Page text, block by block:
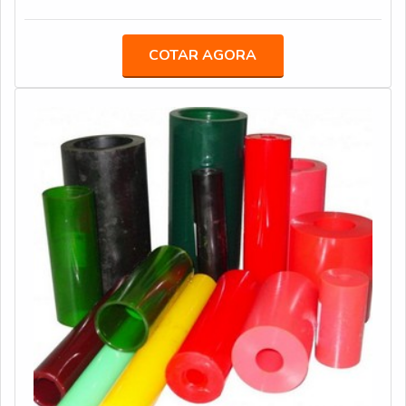
melhor mão de obra da System Seal o cliente poderá
eficazes para vedação para equipamentos hidráulicos e
pneumáticos.UM POUCO MAIS SOBRE AS
VEDAÇÕES ESPECIAISA System Seal foca seus
recursos em produzir uma estrutura com escritório de
alta qualidade onde são realizadas as atividades e
estrutura suficiente para atender todas as demandas,
tudo isso para oferecer vedações especiais com
precisão.Há muitas maneiras eficientes de uma empresa
demonstrar competência, excelência e destaque em sua
área de atuação. A System Seal se mostra referência
por ter: Soluções eficazes para vedação para
equipamentos hidráulicos e pneumáticos;
Acompanhamento técnico exclusivo; Produtos
fabricados em até 24 horas; Colaboradores com mais de
12 anos de experiência no mercado de vedações.Sem
perder o foco em vedações especiais, deve-se ter a
COTAR AGORA